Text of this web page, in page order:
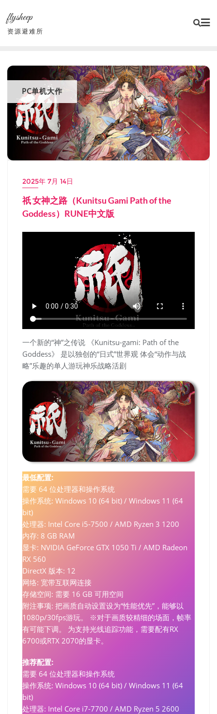
content
flysheep
资源避难所
PC单机大作
2025年 7月 14日
祇 女神之路（Kunitsu Gami Path of the
Goddess）RUNE中文版
一个新的“神”之传说 《Kunitsu-gami: Path of the
Goddess》 是以独创的“日式”世界观 体会“动作与战
略”乐趣的单人游玩神乐战略活剧
最低配置:
需要 64 位处理器和操作系统
操作系统: Windows 10 (64 bit) / Windows 11 (64
bit)
处理器: Intel Core i5-7500 / AMD Ryzen 3 1200
内存: 8 GB RAM
显卡: NVIDIA GeForce GTX 1050 Ti / AMD Radeon
RX 560
DirectX 版本: 12
网络: 宽带互联网连接
存储空间: 需要 16 GB 可用空间
附注事项: 把画质自动设置设为“性能优先”，能够以
1080p/30fps游玩。 ※对于画质较精细的场面，帧率
有可能下调。 为支持光线追踪功能，需要配有RX
6700或RTX 2070的显卡。
推荐配置:
需要 64 位处理器和操作系统
操作系统: Windows 10 (64 bit) / Windows 11 (64
bit)
处理器: Intel Core i7-7700 / AMD Ryzen 5 2600